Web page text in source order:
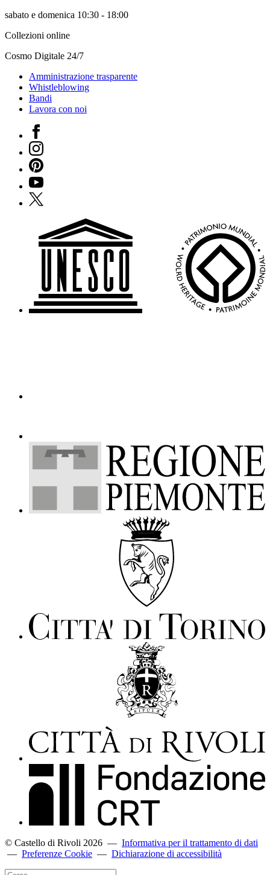
sabato e domenica 10:30 - 18:00
Collezioni online
Cosmo Digitale 24/7
Amministrazione trasparente
Whistleblowing
Bandi
Lavora con noi
Facebook
Instagram
Pinterest
YouTube
X
© Castello di Rivoli 2026 — Informativa per il trattamento di dati
— Preferenze Cookie — Dichiarazione di accessibilità